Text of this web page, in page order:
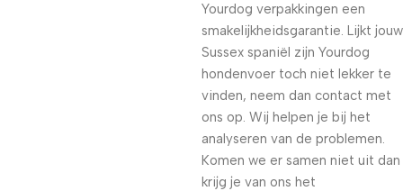
Yourdog verpakkingen een
smakelijkheidsgarantie. Lijkt jouw
Sussex spaniël zijn Yourdog
hondenvoer toch niet lekker te
vinden, neem dan contact met
ons op. Wij helpen je bij het
analyseren van de problemen.
Komen we er samen niet uit dan
krijg je van ons het